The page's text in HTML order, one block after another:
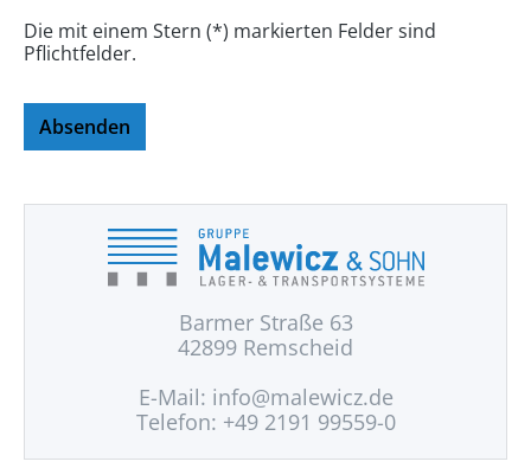
Die mit einem Stern (*) markierten Felder sind
Pflichtfelder.
Absenden
Barmer Straße 63
42899 Remscheid
E-Mail: info@malewicz.de
Telefon: +49 2191 99559-0